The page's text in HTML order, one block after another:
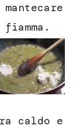
caldo e